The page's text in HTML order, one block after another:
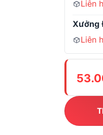
Liên
Xưởng
Liên